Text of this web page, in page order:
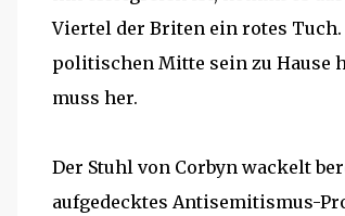
Viertel der Briten ein rotes Tuch.
politischen Mitte sein zu Hause
muss her.
Der Stuhl von Corbyn wackelt
aufgedecktes Antisemitismus-